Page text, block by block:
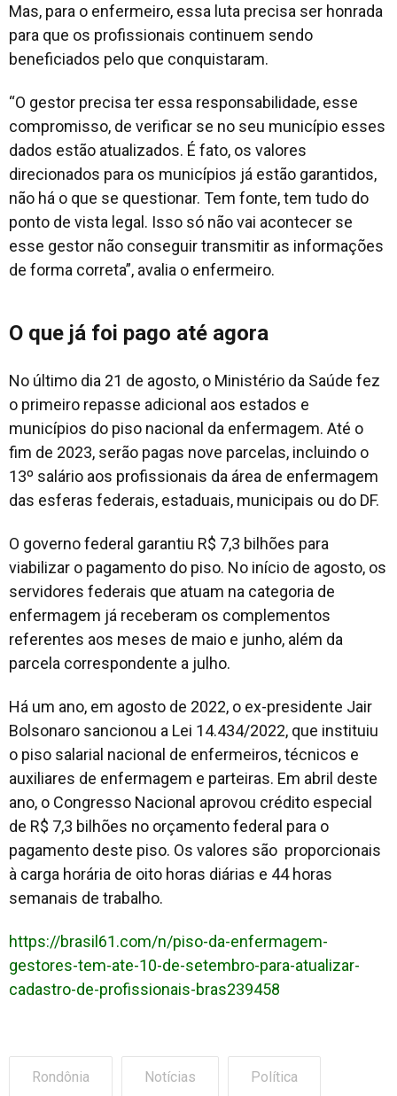
Mas, para o enfermeiro, essa luta precisa ser honrada
para que os profissionais continuem sendo
beneficiados pelo que conquistaram.
“O gestor precisa ter essa responsabilidade, esse
compromisso, de verificar se no seu município esses
dados estão atualizados. É fato, os valores
direcionados para os municípios já estão garantidos,
não há o que se questionar. Tem fonte, tem tudo do
ponto de vista legal. Isso só não vai acontecer se
esse gestor não conseguir transmitir as informações
de forma correta”, avalia o enfermeiro.
O que já foi pago até agora
No último dia 21 de agosto, o Ministério da Saúde fez
o primeiro repasse adicional aos estados e
municípios do piso nacional da enfermagem. Até o
fim de 2023, serão pagas nove parcelas, incluindo o
13º salário aos profissionais da área de enfermagem
das esferas federais, estaduais, municipais ou do DF.
O governo federal garantiu R$ 7,3 bilhões para
viabilizar o pagamento do piso. No início de agosto, os
servidores federais que atuam na categoria de
enfermagem já receberam os complementos
referentes aos meses de maio e junho, além da
parcela correspondente a julho.
Há um ano, em agosto de 2022, o ex-presidente Jair
Bolsonaro sancionou a Lei 14.434/2022, que instituiu
o piso salarial nacional de enfermeiros, técnicos e
auxiliares de enfermagem e parteiras. Em abril deste
ano, o Congresso Nacional aprovou crédito especial
de R$ 7,3 bilhões no orçamento federal para o
pagamento deste piso. Os valores são proporcionais
à carga horária de oito horas diárias e 44 horas
semanais de trabalho.
https://brasil61.com/n/piso-da-enfermagem-
gestores-tem-ate-10-de-setembro-para-atualizar-
cadastro-de-profissionais-bras239458
Rondônia Notícias Política